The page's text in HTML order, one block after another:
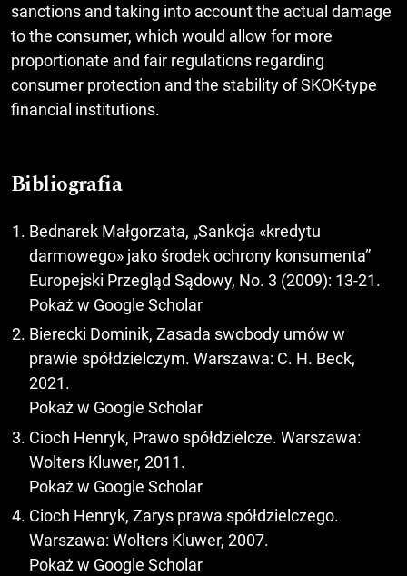
sanctions and taking into account the actual damage
to the consumer, which would allow for more
proportionate and fair regulations regarding
consumer protection and the stability of SKOK-type
financial institutions.
Bibliografia
Bednarek Małgorzata, „Sankcja «kredytu
darmowego» jako środek ochrony konsumenta”
Europejski Przegląd Sądowy, No. 3 (2009): 13-21.
Pokaż w Google Scholar
Bierecki Dominik, Zasada swobody umów w
prawie spółdzielczym. Warszawa: C. H. Beck,
2021.
Pokaż w Google Scholar
Cioch Henryk, Prawo spółdzielcze. Warszawa:
Wolters Kluwer, 2011.
Pokaż w Google Scholar
Cioch Henryk, Zarys prawa spółdzielczego.
Warszawa: Wolters Kluwer, 2007.
Pokaż w Google Scholar